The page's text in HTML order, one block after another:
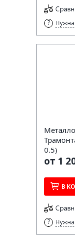
Нужна
0.5)
от 1
В
Нужна